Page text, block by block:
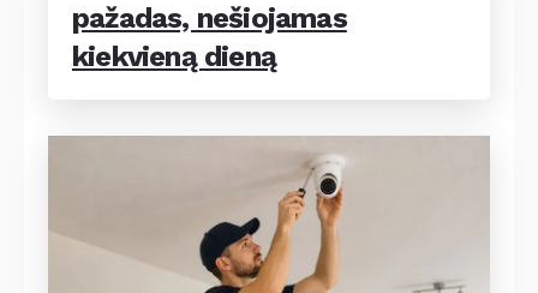
pažadas, nešiojamas
kiekvieną dieną